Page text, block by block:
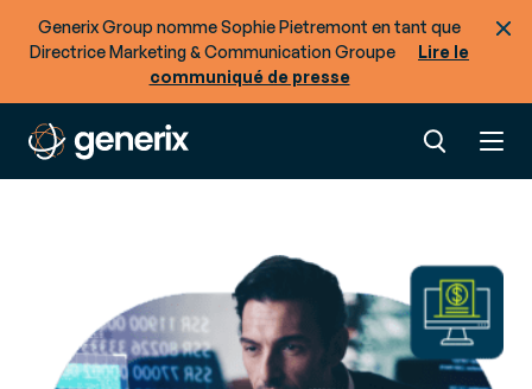
Generix Group nomme Sophie Pietremont en tant que
Directrice Marketing & Communication Groupe
Lire le
communiqué de presse